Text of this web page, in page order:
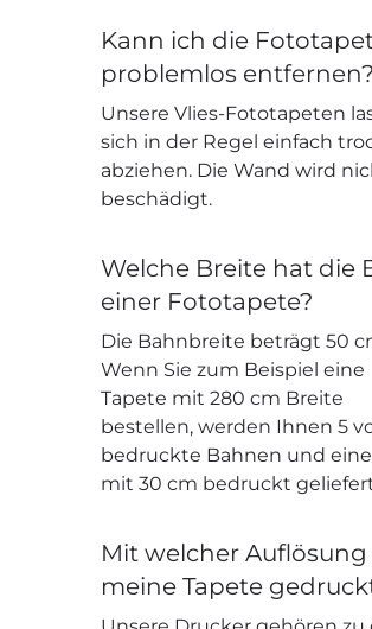
Kann ich die
problemlos entfernen?
Unsere Vlies-Fototapeten
sich in der Regel einfach
abziehen. Die Wand wird
beschädigt.
Welche Breite hat die
einer Fototapete?
Die Bahnbreite beträgt 50
Wenn Sie zum Beispiel eine
Tapete mit 280 cm Breite
bestellen, werden Ihnen 5
bedruckte Bahnen und
mit 30 cm bedruckt
Mit welcher
meine Tapete